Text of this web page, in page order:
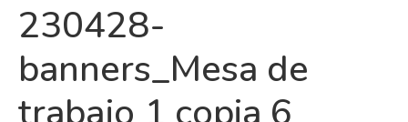
230428-
banners_Mesa de